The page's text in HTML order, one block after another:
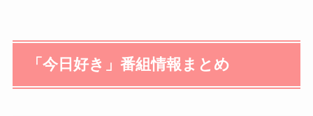
「今日好き」番組情報まとめ